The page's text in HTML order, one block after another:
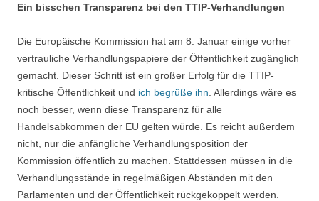
Ein bisschen Transparenz bei den TTIP-Verhandlungen
Die Europäische Kommission hat am 8. Januar einige vorher
vertrauliche Verhandlungspapiere der Öffentlichkeit zugänglich
gemacht. Dieser Schritt ist ein großer Erfolg für die TTIP-
kritische Öffentlichkeit und ich begrüße ihn . Allerdings wäre es
noch besser, wenn diese Transparenz für alle
Handelsabkommen der EU gelten würde. Es reicht außerdem
nicht, nur die anfängliche Verhandlungsposition der
Kommission öffentlich zu machen. Stattdessen müssen in die
Verhandlungsstände in regelmäßigen Abständen mit den
Parlamenten und der Öffentlichkeit rückgekoppelt werden.